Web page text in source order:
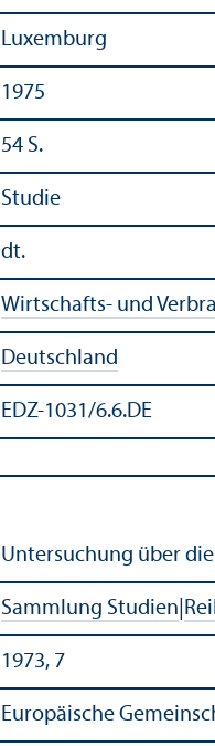
Luxemburg
1975
54 S.
Studie
dt.
Wirtschafts- und
Deutschland
EDZ-1031/6.6.DE
Unter­suchung über
Sammlung Studien
1973, 7
Europäische